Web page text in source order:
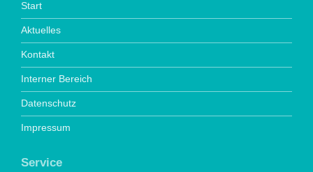
Start
Aktuelles
Kontakt
Interner Bereich
Datenschutz
Impressum
Service